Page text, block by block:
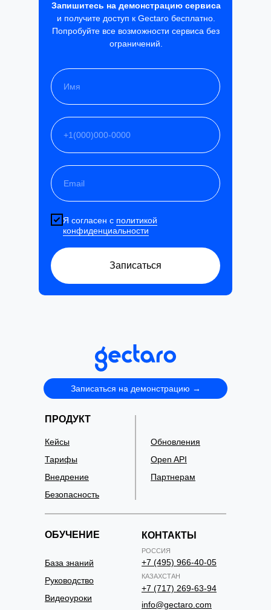
Запишитесь на демонстрацию сервиса
и получите доступ к Gectaro бесплатно.
Попробуйте все возможности сервиса без
ограничений.
Я согласен с политикой
конфиденциальности
Записаться
ПРОДУКТ
Внедрение
Безопасность
Обновления
ОБУЧЕНИЕ
Руководство
Видеоуроки
Open API
КОНТАКТЫ
+7 (495) 966-40-05
info@gectaro.com
Кейсы
Тарифы
База знаний
Партнерам
+7 (717) 269-63-94
Записаться на демонстрацию →
РОССИЯ
КАЗАХСТАН